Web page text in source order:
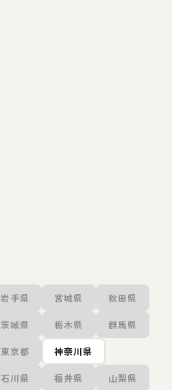
岩手県 宮城県 秋田県
茨城県 栃木県 群馬県
東京都 神奈川県
石川県 福井県 山梨県